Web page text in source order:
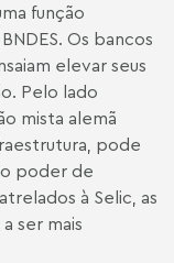
função
Os bancos
elevar seus
Pelo lado
mista alemã
pode
poder de
à Selic, as
ser mais